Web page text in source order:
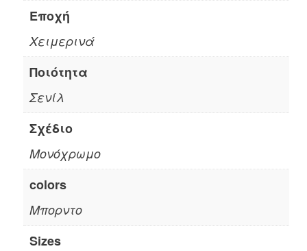
Εποχή
Χειμερινά
Ποιότητα
Σενίλ
Σχέδιο
Μονόχρωμο
colors
Μπορντο
Sizes